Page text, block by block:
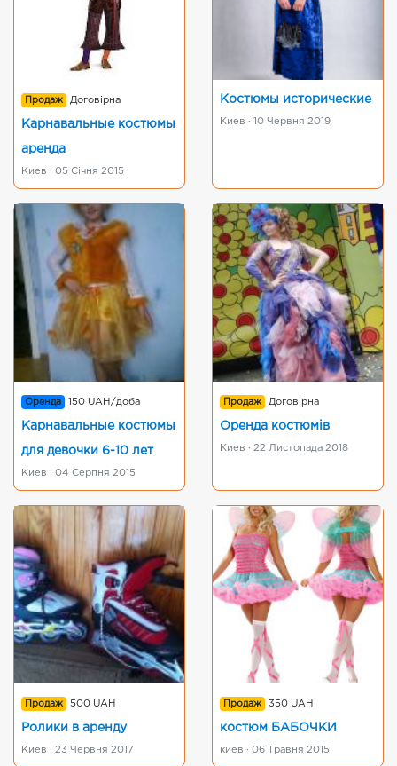
Продаж Договірна
Карнавальные костюмы
аренда
Киев · 05 Січня 2015
Костюмы исторические
Киев · 10 Червня 2019
Оренда 150 UAH/доба
Карнавальные костюмы
для девочки 6-10 лет
Киев · 04 Серпня 2015
Продаж Договірна
Оренда костюмів
Киев · 22 Листопада 2018
Продаж 500 UAH
Ролики в аренду
Киев · 23 Червня 2017
Продаж 350 UAH
костюм БАБОЧКИ
киев · 06 Травня 2015